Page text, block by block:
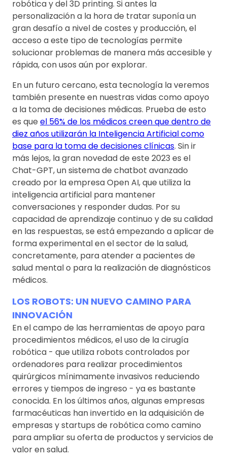
robótica y del 3D printing. Si antes la
personalización a la hora de tratar suponía un
gran desafío a nivel de costes y producción, el
acceso a este tipo de tecnologías permite
solucionar problemas de manera más accesible y
rápida, con usos aún por explorar.
En un futuro cercano, esta tecnología la veremos
también presente en nuestras vidas como apoyo
a la toma de decisiones médicas. Prueba de esto
es que el 56% de los médicos creen que dentro de
diez años utilizarán la Inteligencia Artificial como
base para la toma de decisiones clínicas. Sin ir
más lejos, la gran novedad de este 2023 es el
Chat-GPT, un sistema de chatbot avanzado
creado por la empresa Open AI, que utiliza la
inteligencia artificial para mantener
conversaciones y responder dudas. Por su
capacidad de aprendizaje continuo y de su calidad
en las respuestas, se está empezando a aplicar de
forma experimental en el sector de la salud,
concretamente, para atender a pacientes de
salud mental o para la realización de diagnósticos
médicos.
LOS ROBOTS: UN NUEVO CAMINO PARA
INNOVACIÓN
En el campo de las herramientas de apoyo para
procedimientos médicos, el uso de la cirugía
robótica - que utiliza robots controlados por
ordenadores para realizar procedimientos
quirúrgicos mínimamente invasivos reduciendo
errores y tiempos de ingreso - ya es bastante
conocida. En los últimos años, algunas empresas
farmacéuticas han invertido en la adquisición de
empresas y startups de robótica como camino
para ampliar su oferta de productos y servicios de
valor en salud.